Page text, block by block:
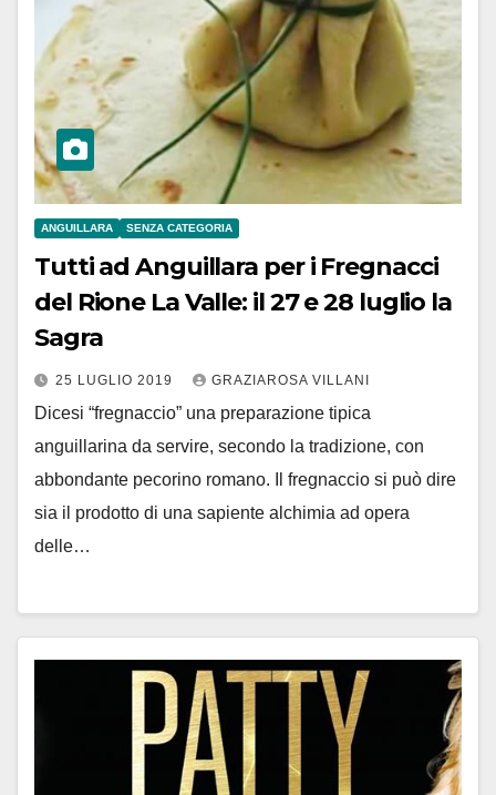
ANGUILLARA SENZA CATEGORIA
Tutti ad Anguillara per i Fregnacci
del Rione La Valle: il 27 e 28 luglio la
Sagra
25 LUGLIO 2019 GRAZIAROSA VILLANI
Dicesi “fregnaccio” una preparazione tipica
anguillarina da servire, secondo la tradizione, con
abbondante pecorino romano. Il fregnaccio si può dire
sia il prodotto di una sapiente alchimia ad opera
delle…